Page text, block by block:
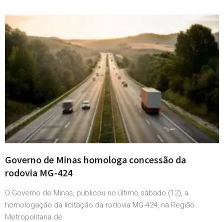
Governo de Minas homologa concessão da
rodovia MG-424
O Governo de Minas, publicou no último sábado (12), a
homologação da licitação da rodovia MG-424, na Região
Metropolitana de